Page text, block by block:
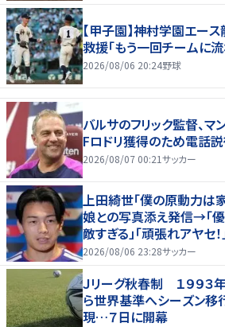
【甲子園】神村学園エー
救援「もう一回チームに流
2026/08/06 20:24野球
バルサのフリック監督、マ
Fロドリ獲得のため電話
2026/08/07 00:21サッカー
上田綺世「僕の原動力は
娘との写真添え発信→「
敵すぎる」「頑張れアヤセ
2026/08/06 23:28サッカー
Ｊリーグ秋春制 １９９３
ら世界基準へシーズン
現…７日に開幕